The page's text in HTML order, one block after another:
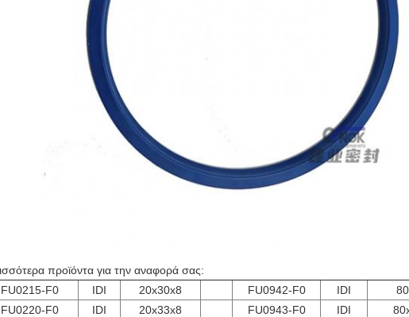
προϊόντα για την αναφορά σας:
FU0215-F0
IDI 20x30x8 FU0942-F0 IDI
FU0220-F0
IDI 20x33x8 FU0943-F0 IDI